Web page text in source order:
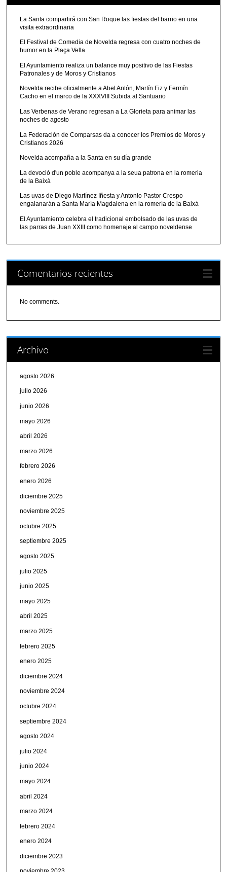
La Santa compartirá con San Roque las fiestas del barrio en una
visita extraordinaria
El Festival de Comedia de Novelda regresa con cuatro noches de
humor en la Plaça Vella
El Ayuntamiento realiza un balance muy positivo de las Fiestas
Patronales y de Moros y Cristianos
Novelda recibe oficialmente a Abel Antón, Martín Fiz y Fermín
Cacho en el marco de la XXXVIII Subida al Santuario
Las Verbenas de Verano regresan a La Glorieta para animar las
noches de agosto
La Federación de Comparsas da a conocer los Premios de Moros y
Cristianos 2026
Novelda acompaña a la Santa en su día grande
La devoció d'un poble acompanya a la seua patrona en la romeria
de la Baixà
Las uvas de Diego Martínez Iñesta y Antonio Pastor Crespo
engalanarán a Santa María Magdalena en la romería de la Baixà
El Ayuntamiento celebra el tradicional embolsado de las uvas de
las parras de Juan XXIII como homenaje al campo noveldense
Comentarios recientes
No comments.
Archivo
agosto 2026
julio 2026
junio 2026
mayo 2026
abril 2026
marzo 2026
febrero 2026
enero 2026
diciembre 2025
noviembre 2025
octubre 2025
septiembre 2025
agosto 2025
julio 2025
junio 2025
mayo 2025
abril 2025
marzo 2025
febrero 2025
enero 2025
diciembre 2024
noviembre 2024
octubre 2024
septiembre 2024
agosto 2024
julio 2024
junio 2024
mayo 2024
abril 2024
marzo 2024
febrero 2024
enero 2024
diciembre 2023